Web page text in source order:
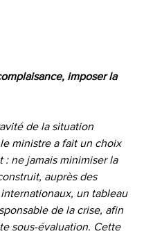
imposer la
de la situation
ministre a fait un choix
: ne jamais minimiser la
auprès des
un tableau
de la crise, afin
sous-évaluation. Cette